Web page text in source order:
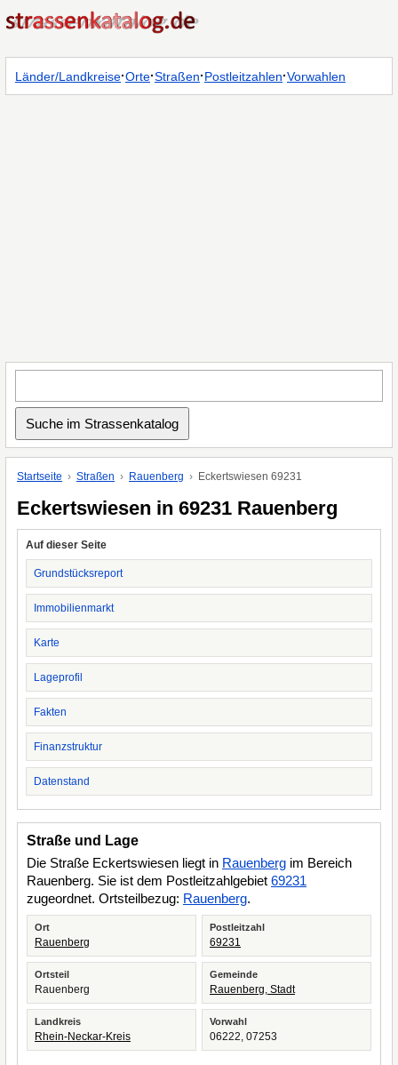
Länder/Landkreise·Orte·Straßen·Postleitzahlen·Vorwahlen
Startseite Straßen Rauenberg Eckertswiesen 69231
Eckertswiesen in 69231 Rauenberg
Auf dieser Seite
Grundstücksreport
Immobilienmarkt
Karte
Lageprofil
Fakten
Finanzstruktur
Datenstand
Straße und Lage
Die Straße Eckertswiesen liegt in Rauenberg im Bereich
Rauenberg. Sie ist dem Postleitzahlgebiet 69231
zugeordnet. Ortsteilbezug: Rauenberg.
Ort
Rauenberg
Postleitzahl
69231
Ortsteil
Rauenberg
Gemeinde
Rauenberg, Stadt
Landkreis
Rhein-Neckar-Kreis
Vorwahl
06222, 07253